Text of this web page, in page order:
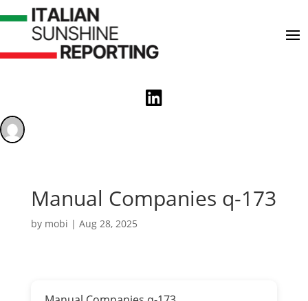

Manual Companies q-173
by mobi | Aug 28, 2025